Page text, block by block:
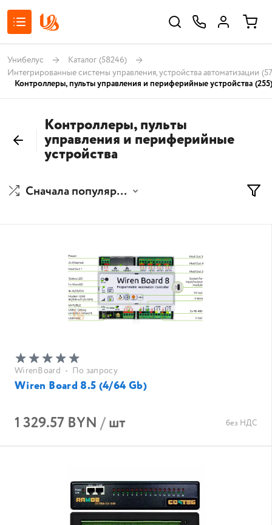
Унибелус Каталог (58246)
Интегрированные системы управления, устройства автоматизации
Контроллеры, пульты управления и периферийные устройства (255)
Контроллеры, пульты
управления и периферийные
устройства
Сначала популярные
WirenBoard • По запросу
Wiren Board 8.5 (4/64 Gb)
1 329.57 BYN/шт без НДС